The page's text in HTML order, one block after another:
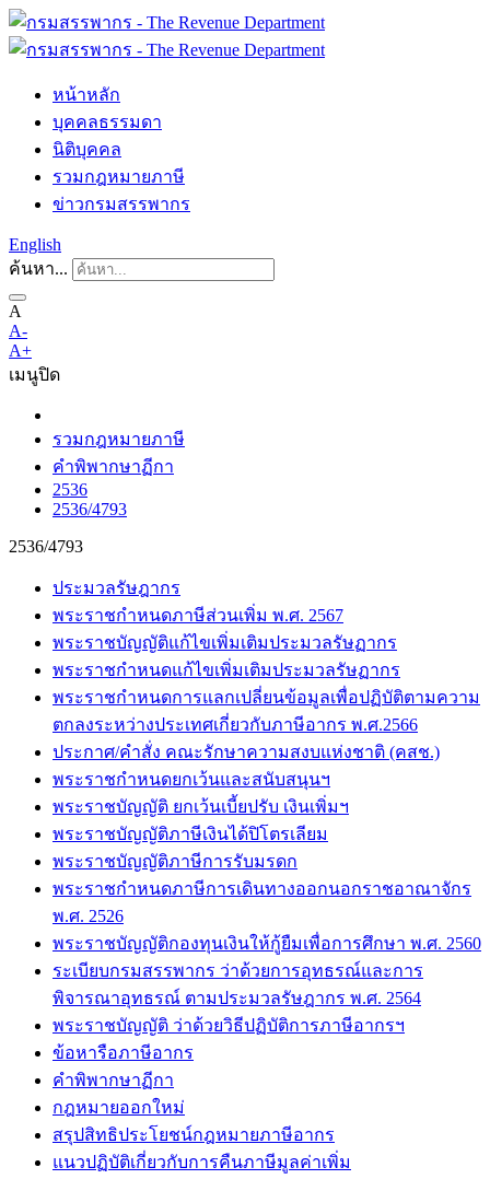
หน้าหลัก
บุคคลธรรมดา
นิติบุคคล
รวมกฎหมายภาษี
ข่าวกรมสรรพากร
English
ค้นหา...
A
A-
A+
เมนูปิด
รวมกฎหมายภาษี
คำพิพากษาฏีกา
2536
2536/4793
2536/4793
ประมวลรัษฎากร
พระราชกำหนดภาษีส่วนเพิ่ม พ.ศ. 2567
พระราชบัญญัติแก้ไขเพิ่มเติมประมวลรัษฏากร
พระราชกำหนดแก้ไขเพิ่มเติมประมวลรัษฏากร
พระราชกำหนดการแลกเปลี่ยนข้อมูลเพื่อปฏิบัติตามความ
ตกลงระหว่างประเทศเกี่ยวกับภาษีอากร พ.ศ.2566
ประกาศ/คำสั่ง คณะรักษาความสงบแห่งชาติ (คสช.)
พระราชกำหนดยกเว้นและสนับสนุนฯ
พระราชบัญญัติ ยกเว้นเบี้ยปรับ เงินเพิ่มฯ
พระราชบัญญัติภาษีเงินได้ปิโตรเลียม
พระราชบัญญัติภาษีการรับมรดก
พระราชกำหนดภาษีการเดินทางออกนอกราชอาณาจักร
พ.ศ. 2526
พระราชบัญญัติกองทุนเงินให้กู้ยืมเพื่อการศึกษา พ.ศ. 2560
ระเบียบกรมสรรพากร ว่าด้วยการอุทธรณ์และการ
พิจารณาอุทธรณ์ ตามประมวลรัษฎากร พ.ศ. 2564
พระราชบัญญัติ ว่าด้วยวิธีปฏิบัติการภาษีอากรฯ
ข้อหารือภาษีอากร
คำพิพากษาฏีกา
กฎหมายออกใหม่
สรุปสิทธิประโยชน์กฎหมายภาษีอากร
แนวปฏิบัติเกี่ยวกับการคืนภาษีมูลค่าเพิ่ม